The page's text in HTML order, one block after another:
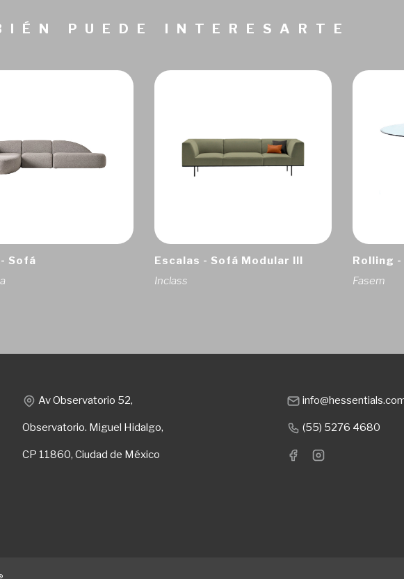
PUEDE INTERESARTE
Sofá
Escalas - Sofá Modular III
Inclass
Rolling -
Fasem
Av Observatorio 52,
Observatorio. Miguel Hidalgo,
CP 11860, Ciudad de México
(55) 5276 4680